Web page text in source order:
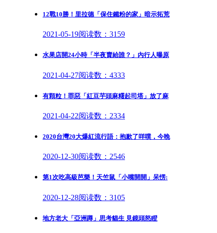
12戰10勝！里拉德「保住鐵粉的家」暗示拓荒
2021-05-19阅读数：3159
水果店開24小時「半夜賣給誰？」內行人曝原
2021-04-27阅读数：4333
有顆粒！罪惡「紅豆芋頭麻糬起司塔」放了麻
2021-04-22阅读数：2334
2020台灣20大爆紅流行語：抱歉了咩噗，今晚
2020-12-30阅读数：2546
第1次吃高級芭樂！天竺鼠「小嘴開開」呆愣:
2020-12-28阅读数：3105
地方老大「亞洲蹲」思考貓生 見鏡頭怒瞪